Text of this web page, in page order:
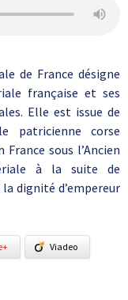
de France désigne
française et ses
Elle est issue de
patricienne corse
sous l’Ancien
à la suite de
dignité d’empereur
Viadeo